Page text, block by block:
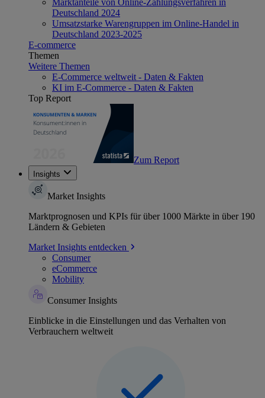
Deutschland 2024
Umsatzstarke Warengruppen im Online-Handel in
Deutschland 2023-2025
E-commerce
Themen
Weitere Themen
E-Commerce weltweit - Daten & Fakten
KI im E-Commerce - Daten & Fakten
Top Report
Zum Report
Insights
Market Insights
Marktprognosen und KPIs für über 1000 Märkte in über 190
Ländern & Gebieten
Market Insights entdecken
Consumer
eCommerce
Mobility
Consumer Insights
Einblicke in die Einstellungen und das Verhalten von
Verbrauchern weltweit